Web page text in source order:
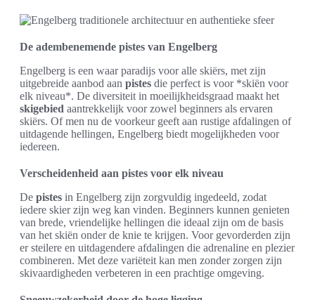
De adembenemende pistes van Engelberg
Engelberg is een waar paradijs voor alle skiërs, met zijn
uitgebreide aanbod aan pistes die perfect is voor *skiën voor
elk niveau*. De diversiteit in moeilijkheidsgraad maakt het
skigebied aantrekkelijk voor zowel beginners als ervaren
skiërs. Of men nu de voorkeur geeft aan rustige afdalingen of
uitdagende hellingen, Engelberg biedt mogelijkheden voor
iedereen.
Verscheidenheid aan pistes voor elk niveau
De pistes in Engelberg zijn zorgvuldig ingedeeld, zodat
iedere skier zijn weg kan vinden. Beginners kunnen genieten
van brede, vriendelijke hellingen die ideaal zijn om de basis
van het skiën onder de knie te krijgen. Voor gevorderden zijn
er steilere en uitdagendere afdalingen die adrenaline en plezier
combineren. Met deze variëteit kan men zonder zorgen zijn
skivaardigheden verbeteren in een prachtige omgeving.